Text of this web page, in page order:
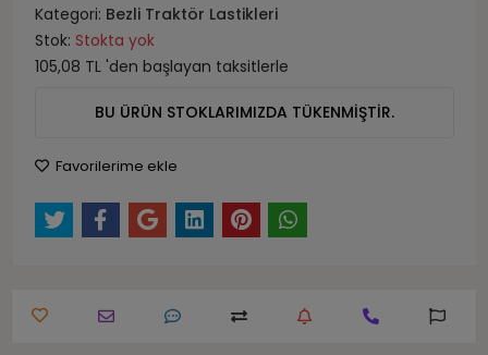
Kategori: Bezli Traktör Lastikleri
Stok: Stokta yok
105,08 TL 'den başlayan taksitlerle
BU ÜRÜN STOKLARIMIZDA TÜKENMİŞTİR.
Favorilerime ekle